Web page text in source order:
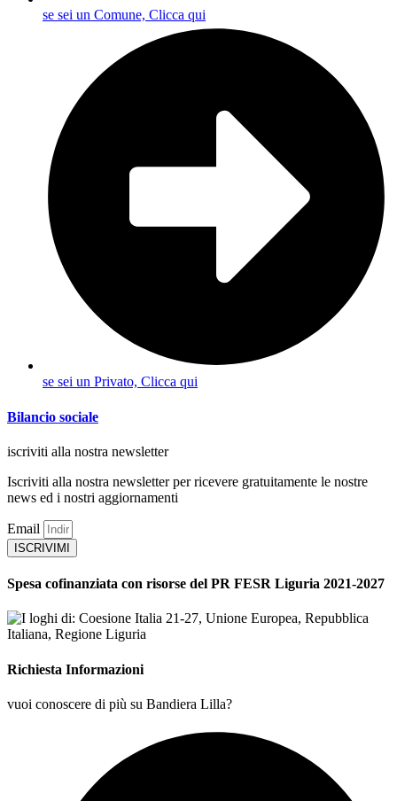
se sei un Comune, Clicca qui
se sei un Privato, Clicca qui
Bilancio sociale
iscriviti alla nostra newsletter
Iscriviti alla nostra newsletter per ricevere gratuitamente le nostre
news ed i nostri aggiornamenti
Email
ISCRIVIMI
Spesa cofinanziata con risorse del PR FESR Liguria 2021-2027
Richiesta Informazioni
vuoi conoscere di più su Bandiera Lilla?